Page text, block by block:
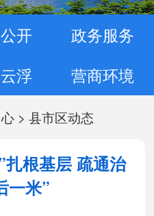
开
政务服务
浮 营商环境
> 县市区动态
扎根基层 疏通治
一米”